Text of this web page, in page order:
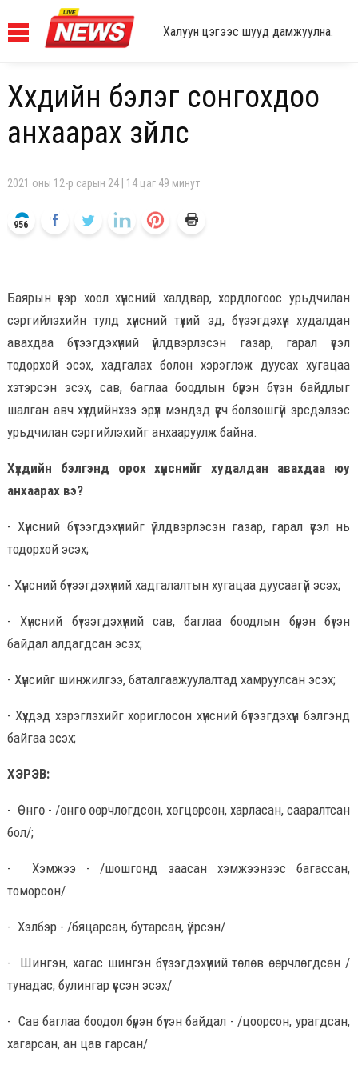
Халуун цэгээс шууд дамжуулна.
Хүүхдийн бэлэг сонгохдоо
анхаарах зүйлс
2021 оны 12-р сарын 24 | 14 цаг 49 минут
956
Баярын үеэр хоол хүнсний халдвар, хордлогоос урьдчилан
сэргийлэхийн тулд хүнсний түүхий эд, бүтээгдэхүүн худалдан
авахдаа бүтээгдэхүүний үйлдвэрлэсэн газар, гарал үүсэл
тодорхой эсэх, хадгалах болон хэрэглэж дуусах хугацаа
хэтэрсэн эсэх, сав, баглаа боодлын бүрэн бүтэн байдлыг
шалган авч хүүхдийнхээ эрүүл мэндэд үүсч болзошгүй эрсдэлээс
урьдчилан сэргийлэхийг анхааруулж байна.
Хүүхдийн бэлгэнд орох хүнснийг худалдан авахдаа юу
анхаарах вэ?
- Хүнсний бүтээгдэхүүнийг үйлдвэрлэсэн газар, гарал үүсэл нь
тодорхой эсэх;
- Хүнсний бүтээгдэхүүний хадгалалтын хугацаа дуусаагүй эсэх;
- Хүнсний бүтээгдэхүүний сав, баглаа боодлын бүрэн бүтэн
байдал алдагдсан эсэх;
- Хүнсийг шинжилгээ, баталгаажуулалтад хамруулсан эсэх;
- Хүүхдэд хэрэглэхийг хориглосон хүнсний бүтээгдэхүүн бэлгэнд
байгаа эсэх;
ХЭРЭВ:
- Өнгө - /өнгө өөрчлөгдсөн, хөгцөрсөн, харласан, сааралтсан
бол/;
- Хэмжээ - /шошгонд заасан хэмжээнээс багассан,
томорсон/
- Хэлбэр - /бяцарсан, бутарсан, үйрсэн/
- Шингэн, хагас шингэн бүтээгдэхүүний төлөв өөрчлөгдсөн /
тунадас, булингар үүссэн эсэх/
- Сав баглаа боодол бүрэн бүтэн байдал - /цоорсон, урагдсан,
хагарсан, ан цав гарсан/